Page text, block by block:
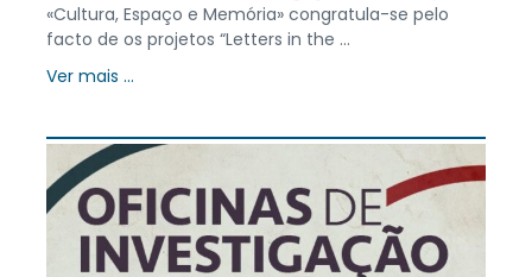
«Cultura, Espaço e Memória» congratula-se pelo
facto de os projetos “Letters in the ...
Ver mais ...